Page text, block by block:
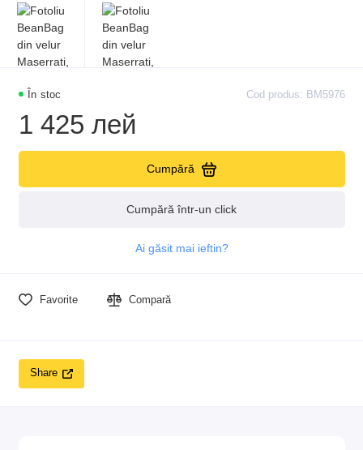
În stoc Cod produs: BM5976
1 425 лей
Cumpără
Cumpără într-un click
Ai găsit mai ieftin?
Favorite Compară
Share